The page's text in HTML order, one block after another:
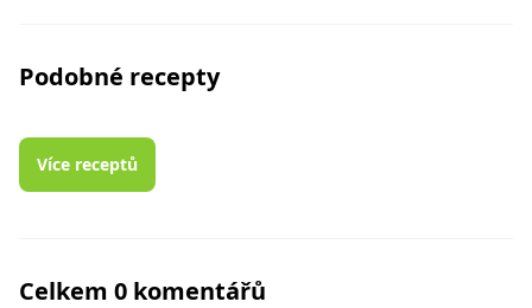
Podobné recepty
Více receptů
Celkem 0 komentářů